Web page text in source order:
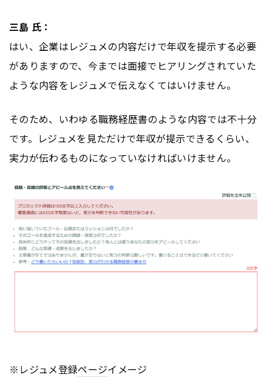
三島 氏：
はい、企業はレジュメの内容だけで年収を提示する必要
がありますので、今までは面接でヒアリングされていた
ような内容をレジュメで伝えなくてはいけません。
そのため、いわゆる職務経歴書のような内容では不十分
です。レジュメを見ただけで年収が提示できるくらい、
実力が伝わるものになっていなければいけません。
※レジュメ登録ページイメージ